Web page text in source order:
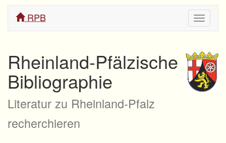
ein/
RPB
Rheinland-Pfälzische
Bibliographie
Literatur zu Rheinland-Pfalz
recherchieren